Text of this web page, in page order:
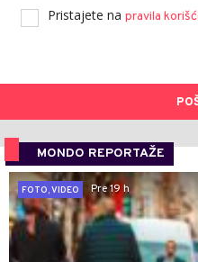
Pristajete na pravila
MONDO REPORTAŽE
FOTO, VIDEO
Pre 19 h